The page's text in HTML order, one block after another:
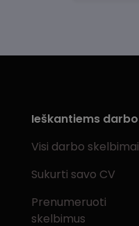
Ieškantiems darbo
Visi darbo skelbimai
Sukurti savo CV
Prenumeruoti
skelbimus